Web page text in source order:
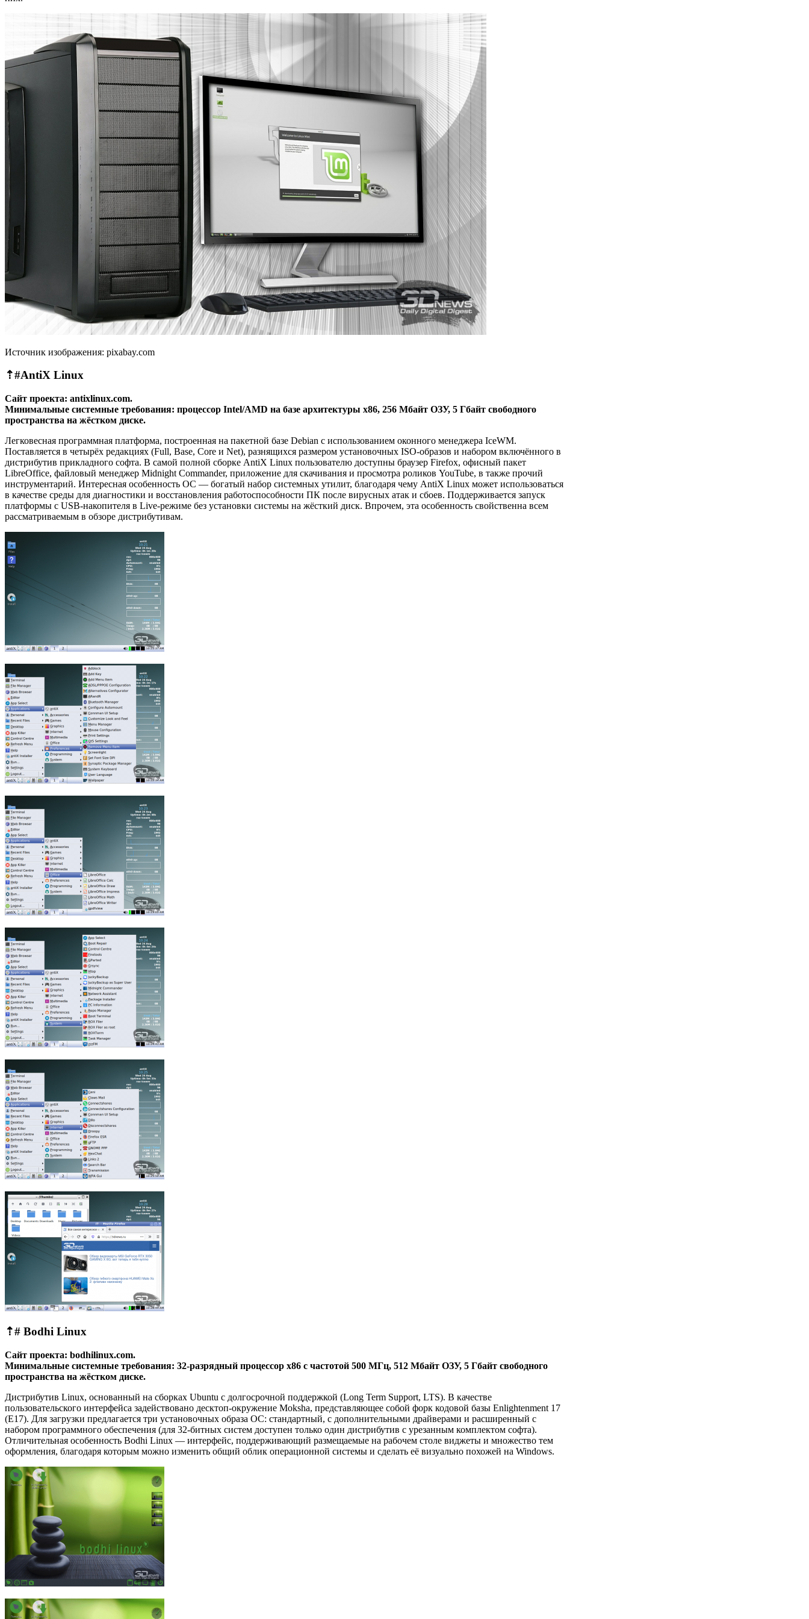
Источник изображения: pixabay.com
⇡#AntiX Linux
Сайт проекта: antixlinux.com.
Минимальные системные требования: процессор Intel/AMD на базе архитектуры x86, 256 Мбайт ОЗУ, 5 Гбайт свободного
пространства на жёстком диске.
Легковесная программная платформа, построенная на пакетной базе Debian с использованием оконного менеджера IceWM.
Поставляется в четырёх редакциях (Full, Base, Core и Net), разнящихся размером установочных ISO-образов и набором включённого в
дистрибутив прикладного софта. В самой полной сборке AntiX Linux пользователю доступны браузер Firefox, офисный пакет
LibreOffice, файловый менеджер Midnight Commander, приложение для скачивания и просмотра роликов YouTube, в также прочий
инструментарий. Интересная особенность ОС — богатый набор системных утилит, благодаря чему AntiX Linux может использоваться
в качестве среды для диагностики и восстановления работоспособности ПК после вирусных атак и сбоев. Поддерживается запуск
платформы с USB-накопителя в Live-режиме без установки системы на жёсткий диск. Впрочем, эта особенность свойственна всем
рассматриваемым в обзоре дистрибутивам.
⇡# Bodhi Linux
Сайт проекта: bodhilinux.com.
Минимальные системные требования: 32-разрядный процессор x86 с частотой 500 МГц, 512 Мбайт ОЗУ, 5 Гбайт свободного
пространства на жёстком диске.
Дистрибутив Linux, основанный на сборках Ubuntu с долгосрочной поддержкой (Long Term Support, LTS). В качестве
пользовательского интерфейса задействовано десктоп-окружение Moksha, представляющее собой форк кодовой базы Enlightenment 17
(E17). Для загрузки предлагается три установочных образа ОС: стандартный, с дополнительными драйверами и расширенный с
набором программного обеспечения (для 32-битных систем доступен только один дистрибутив с урезанным комплектом софта).
Отличительная особенность Bodhi Linux — интерфейс, поддерживающий размещаемые на рабочем столе виджеты и множество тем
оформления, благодаря которым можно изменить общий облик операционной системы и сделать её визуально похожей на Windows.